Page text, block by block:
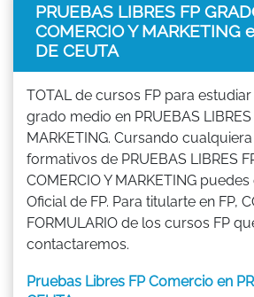
PRUEBAS LIBRES FP
COMERCIO Y MARKETING
DE CEUTA
TOTAL de cursos FP para
grado medio en PRUEBAS LIBRES
MARKETING. Cursando
formativos de PRUEBAS LIBRES
COMERCIO Y MARKETING
Oficial de FP. Para titularte en FP,
FORMULARIO de los cursos FP
contactaremos.
Pruebas Libres FP Comercio en